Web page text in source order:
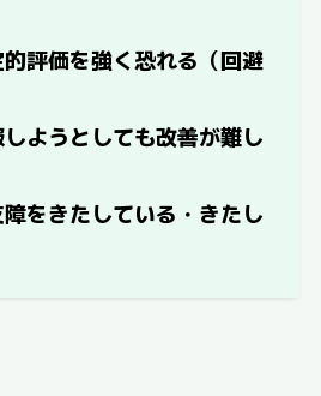
的評価を強く恐れる（回避
しようとしても改善が難し
障をきたしている・きたし